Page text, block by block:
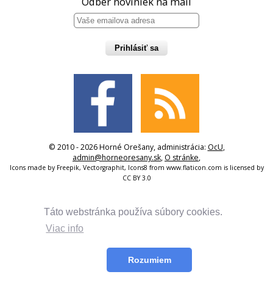
Táto webstránka používa súbory cookies.
Viac info
Rozumiem
Prihlásiť sa
© 2010 - 2026 Horné Orešany, administrácia: OcU,
admin@horneoresany.sk, O stránke,
Icons made by Freepik, Vectorgraphit, Icons8 from www.flaticon.com is licensed by
CC BY 3.0